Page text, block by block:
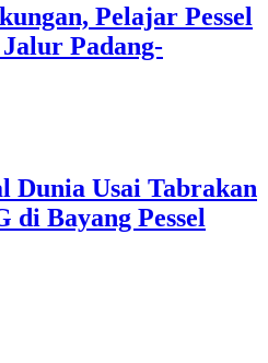
Pelajar Pessel
Padang-
Dunia Usai Tabrakan
di Bayang Pessel